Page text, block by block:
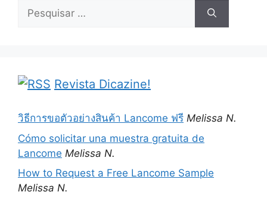
Pesquisar
Revista Dicazine!
วิธีการขอตัวอย่างสินค้า Lancome ฟรี Melissa N.
Cómo solicitar una muestra gratuita de
Lancome Melissa N.
How to Request a Free Lancome Sample
Melissa N.